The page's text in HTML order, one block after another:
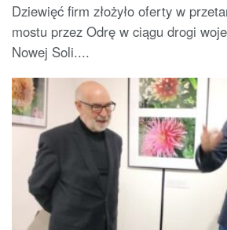
Dziewięć firm złożyło oferty w
mostu przez Odrę w ciągu drogi
Nowej Soli....